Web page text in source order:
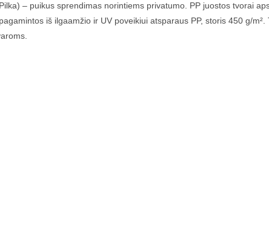
– puikus sprendimas norintiems privatumo. PP juostos tvorai
iš ilgaamžio ir UV poveikiui atsparaus PP, storis 450 g/